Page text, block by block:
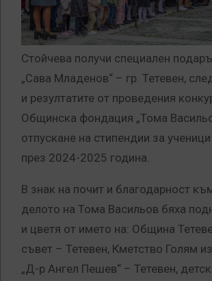
Стойчева получи специален
„Сава Младенов“ – гр. Тетевен,
и резултатите от проведения
Общинска фондация „Тома
отпускане на стипендии за
през 2024-2025 година.
В знак на почит и благодарност
делото на Тома Васильов бяха
и цветя от името на: Община
съвет – Тетевен, Кметство Голям
„Д-р Ангел Пешев“ – Тетевен,